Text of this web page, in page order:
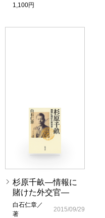
1,100円
杉原千畝―情報に
賭けた外交官―
白石仁章／
著
2015/09/29